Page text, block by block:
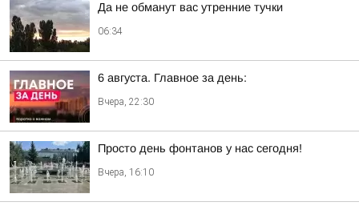
Да не обманут вас утренние тучки
06:34
6 августа. Главное за день:
Вчера, 22:30
Просто день фонтанов у нас сегодня!
Вчера, 16:10